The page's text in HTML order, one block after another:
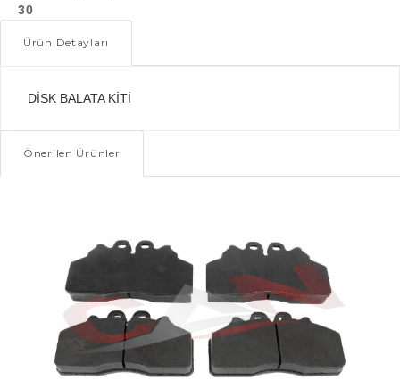
30
Ürün Detayları
DİSK BALATA KİTİ
Önerilen Ürünler